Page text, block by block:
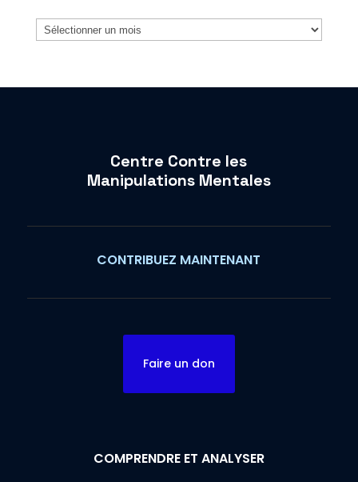
Archives
Centre Contre les
Manipulations Mentales
CONTRIBUEZ MAINTENANT
Faire un don
COMPRENDRE ET ANALYSER